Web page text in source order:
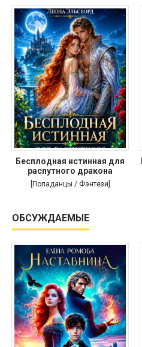
Бесплодная истинная для
распутного дракона
[Попаданцы / Фэнтези]
ОБСУЖДАЕМЫЕ